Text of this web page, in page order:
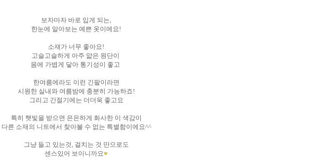
보자마자 바로 입게 되는,
한눈에 알아보는 예쁜 옷이에요!
소재가 너무 좋아요!
고슬고슬하게 아주 얇은 원단이
몸에 가볍게 닿아 통기성이 좋고
한여름에라도 이런 긴팔이라면
시원한 실내와 여름밤에 충분히 가능하죠!
그리고 간절기에는 더더욱 좋고요
특히 햇빛을 받으면 은은하게 화사한 이 색감이
다른 소재의 니트에서 찾아볼 수 없는 특별함이에요^^
그냥 들고 있는것, 걸치는 것 만으로도
센스있어 보이니까요♥